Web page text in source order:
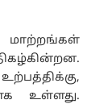
உள்ளது.